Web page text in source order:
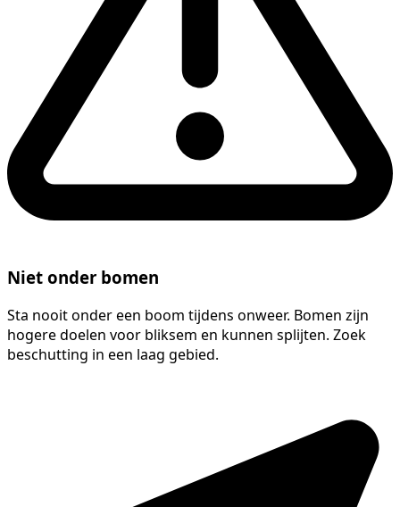
Niet onder bomen
Sta nooit onder een boom tijdens onweer. Bomen zijn
hogere doelen voor bliksem en kunnen splijten. Zoek
beschutting in een laag gebied.